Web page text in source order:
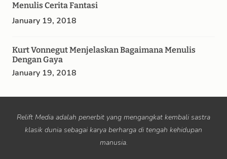
Menulis Cerita Fantasi
January 19, 2018
Kurt Vonnegut Menjelaskan Bagaimana Menulis
Dengan Gaya
January 19, 2018
Relift Media adalah penerbit yang mengangkat kembali sastra
klasik dunia sebagai karya berharga di tengah kehidupan
manusia.